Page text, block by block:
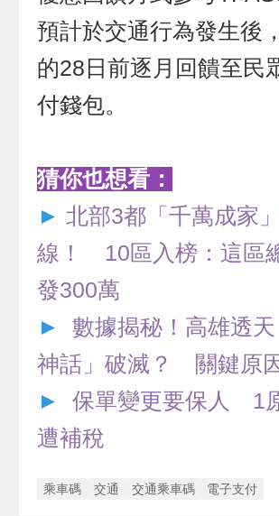
預計於交通行為發生後
的28日前逐月回饋至民
付錢包。
猜你也想看：
►北部3都「千萬成家
線！ 10區入榜：這區
發300萬
►
數據揭秘！高雄透
神話」破滅？ 關鍵原
►
保單變更要保人 1
遭補稅
乘車碼 交通 交通乘車碼 電子支付